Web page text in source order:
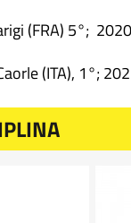
(FRA) 5°;
(ITA), 1°;